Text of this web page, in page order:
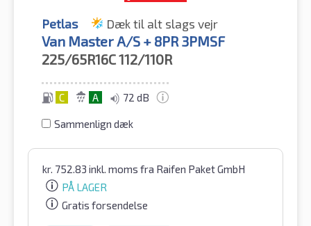
Petlas Dæk til alt slags vejr
Van Master A/S + 8PR 3PMSF
225/65R16C112/110R
C A 72 dB
Sammenlign dæk
kr. 752.83 inkl. moms fra Raifen Paket GmbH
PÅ LAGER
Gratis forsendelse